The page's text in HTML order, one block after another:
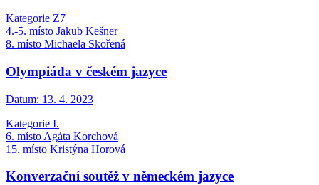
Kategorie Z7
4.-5. místo Jakub Kešner
8. místo Michaela Skořená
Olympiáda v českém jazyce
Datum: 13. 4. 2023
Kategorie I.
6. místo Agáta Korchová
15. místo Kristýna Horová
Konverzační soutěž v německém jazyce